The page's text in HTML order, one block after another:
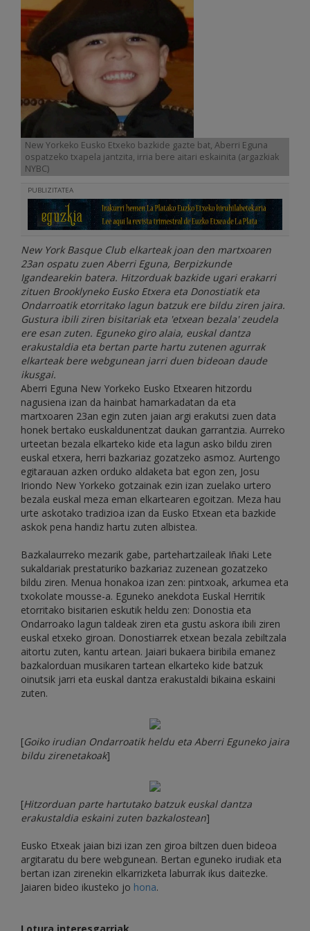
New Yorkeko Eusko Etxeko bazkide gazte bat, Aberri Eguna
ospatzeko txapela jantzita, irria bere aitari eskainita (argazkiak
NYBC)
PUBLIZITATEA
New York Basque Club elkarteak joan den martxoaren
23an ospatu zuen Aberri Eguna, Berpizkunde
Igandearekin batera. Hitzorduak bazkide ugari erakarri
zituen Brooklyneko Eusko Etxera eta Donostiatik eta
Ondarroatik etorritako lagun batzuk ere bildu ziren jaira.
Gustura ibili ziren bisitariak eta 'etxean bezala' zeudela
ere esan zuten. Eguneko giro alaia, euskal dantza
erakustaldia eta bertan parte hartu zutenen agurrak
elkarteak bere webgunean jarri duen bideoan daude
ikusgai.
Aberri Eguna New Yorkeko Eusko Etxearen hitzordu
nagusiena izan da hainbat hamarkadatan da eta
martxoaren 23an egin zuten jaian argi erakutsi zuen data
honek bertako euskaldunentzat daukan garrantzia. Aurreko
urteetan bezala elkarteko kide eta lagun asko bildu ziren
euskal etxera, herri bazkariaz gozatzeko asmoz. Aurtengo
egitarauan azken orduko aldaketa bat egon zen, Josu
Iriondo New Yorkeko gotzainak ezin izan zuelako urtero
bezala euskal meza eman elkartearen egoitzan. Meza hau
urte askotako tradizioa izan da Eusko Etxean eta bazkide
askok pena handiz hartu zuten albistea.
Bazkalaurreko mezarik gabe, partehartzaileak Iñaki Lete
sukaldariak prestaturiko bazkariaz zuzenean gozatzeko
bildu ziren. Menua honakoa izan zen: pintxoak, arkumea eta
txokolate mousse-a. Eguneko anekdota Euskal Herritik
etorritako bisitarien eskutik heldu zen: Donostia eta
Ondarroako lagun taldeak ziren eta gustu askora ibili ziren
euskal etxeko giroan. Donostiarrek etxean bezala zebiltzala
aitortu zuten, kantu artean. Jaiari bukaera biribila emanez
bazkalorduan musikaren tartean elkarteko kide batzuk
oinutsik jarri eta euskal dantza erakustaldi bikaina eskaini
zuten.
[Goiko irudian Ondarroatik heldu eta Aberri Eguneko jaira
bildu zirenetakoak]
[Hitzorduan parte hartutako batzuk euskal dantza
erakustaldia eskaini zuten bazkalostean]
Eusko Etxeak jaian bizi izan zen giroa biltzen duen bideoa
argitaratu du bere webgunean. Bertan eguneko irudiak eta
bertan izan zirenekin elkarrizketa laburrak ikus daitezke.
Jaiaren bideo ikusteko jo hona.